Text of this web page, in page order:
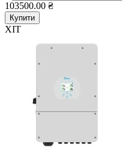
103500.00 ₴
Купити
ХІТ